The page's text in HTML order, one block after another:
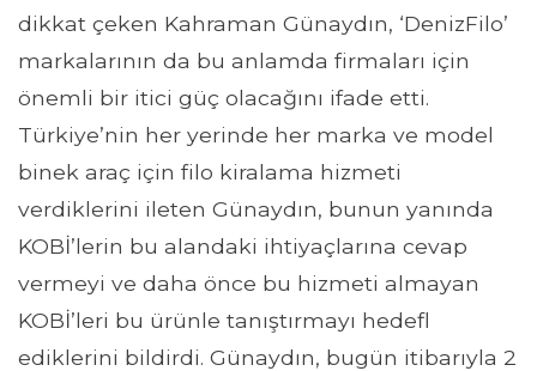
dikkat çeken Kahraman Günaydın, ‘DenizFilo’
markalarının da bu anlamda firmaları için
önemli bir itici güç olacağını ifade etti.
Türkiye’nin her yerinde her marka ve model
binek araç için filo kiralama hizmeti
verdiklerini ileten Günaydın, bunun yanında
KOBİ’lerin bu alandaki ihtiyaçlarına cevap
vermeyi ve daha önce bu hizmeti almayan
KOBİ’leri bu ürünle tanıştırmayı hedefl
ediklerini bildirdi. Günaydın, bugün itibarıyla 2